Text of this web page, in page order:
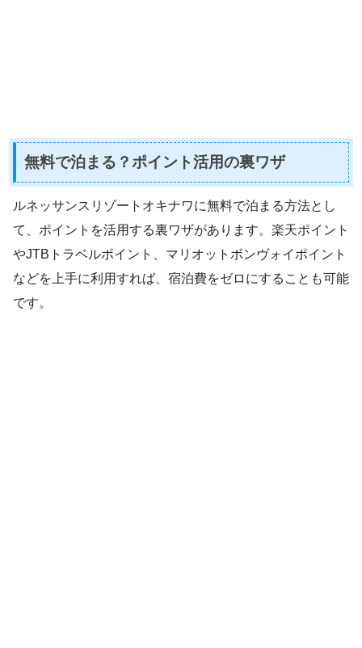
無料で泊まる？ポイント活用の裏ワザ
ルネッサンスリゾートオキナワに無料で泊まる方法とし
て、ポイントを活用する裏ワザがあります。楽天ポイント
やJTBトラベルポイント、マリオットボンヴォイポイント
などを上手に利用すれば、宿泊費をゼロにすることも可能
です。